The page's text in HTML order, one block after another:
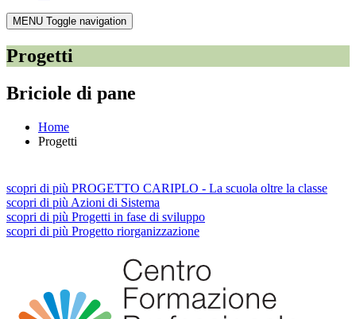
MENU Toggle navigation
Progetti
Briciole di pane
Home
Progetti
scopri di più PROGETTO CARIPLO - La scuola oltre la classe
scopri di più Azioni di Sistema
scopri di più Progetti in fase di sviluppo
scopri di più Progetto riorganizzazione